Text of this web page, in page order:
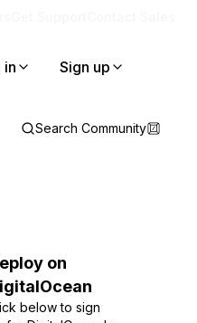
in Sign up
Search Community
on
below to sign